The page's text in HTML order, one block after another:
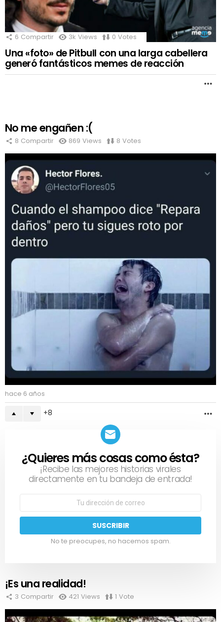
6 Compartir 3k Views 0 Votes
Una «foto» de Pitbull con una larga cabellera
generó fantásticos memes de reacción
MORE
STORIES
No me engañen :(
8 Compartir 869 Views 8 Votes
hace 6 años
8
NEWSLETTER
¿Quieres más cosas como ésta?
¡Recibe las mejores historias virales
directamente en tu bandeja de entrada!
No te preocupes, no hacemos spam.
¡Es una realidad!
3 Compartir 421 Views 1 Vote